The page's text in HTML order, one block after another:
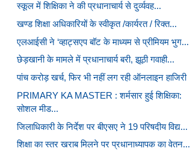
स्कूल में शिक्षिका ने की प्रधानाचार्य से दुर्व्यवह...
खण्ड शिक्षा अधिकारियों के स्वीकृत /कार्यरत / रिक्त...
एलआईसी ने ‘व्हाट्सएप बॉट के माध्यम से प्रीमियम भुग...
छेड़खानी के मामले में प्रधानाचार्य बरी, झूठी गवाही...
पांच करोड़ खर्च, फिर भी नहीं लग रही ऑनलाइन हाजिरी
PRIMARY KA MASTER : शर्मसार हुई शिक्षिका:
सोशल मीड...
जिलाधिकारी के निर्देश पर बीएसए ने 19 परिषदीय विद्य...
शिक्षा का स्तर खराब मिलने पर प्रधानाध्यापक का वेतन...